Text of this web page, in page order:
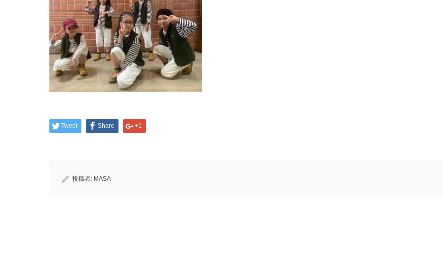
Tweet Share +1
投稿者: MASA